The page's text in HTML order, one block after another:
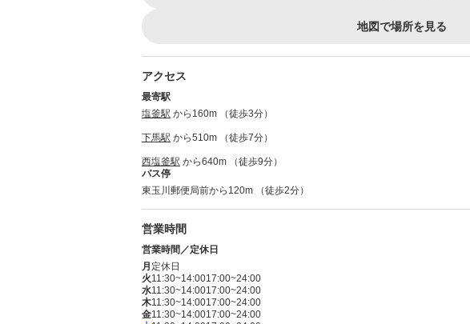
地図で場所を見る
アクセス
最寄駅
塩釜駅 から160m （徒歩3分）
下馬駅 から510m （徒歩7分）
西塩釜駅 から640m （徒歩9分）
バス停
東玉川郵便局前から120m （徒歩2分）
営業時間
営業時間／定休日
月 定休日
火11:30~14:0017:00~24:00
水11:30~14:0017:00~24:00
木11:30~14:0017:00~24:00
金11:30~14:0017:00~24:00